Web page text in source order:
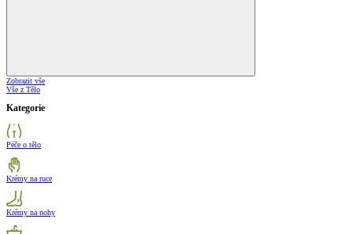
Zobrazit vše
Vše z Tělo
Kategorie
Péče o tělo
Krémy na ruce
Krémy na nohy